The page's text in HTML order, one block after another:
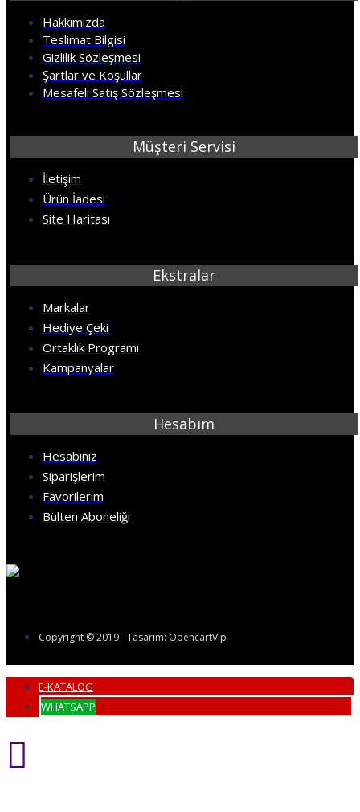
Hakkımızda
Teslimat Bilgisi
Gizlilik Sözleşmesi
Şartlar ve Koşullar
Mesafeli Satış Sözleşmesi
Müşteri Servisi
İletişim
Ürün İadesi
Site Haritası
Ekstralar
Markalar
Hediye Çeki
Ortaklık Programı
Kampanyalar
Hesabım
Hesabınız
Siparişlerim
Favorilerim
Bülten Aboneliği
Copyright © 2019 - Tasarım: OpencartVip
E-KATALOG
WHATSAPP